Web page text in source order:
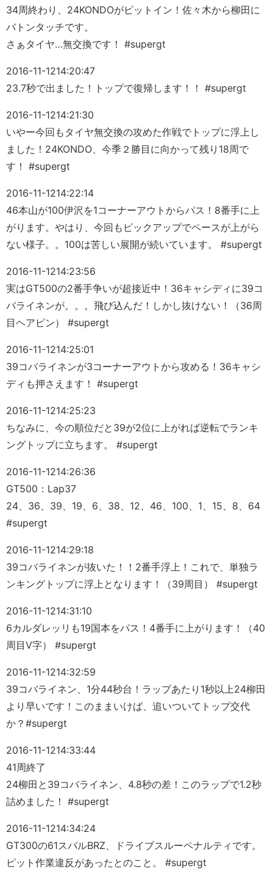
34周終わり、24KONDOがピットイン！佐々木から柳田に
バトンタッチです。
さぁタイヤ…無交換です！ #supergt
2016-11-1214:20:47
23.7秒で出ました！トップで復帰します！！ #supergt
2016-11-1214:21:30
いやー今回もタイヤ無交換の攻めた作戦でトップに浮上し
ました！24KONDO、今季２勝目に向かって残り18周で
す！ #supergt
2016-11-1214:22:14
46本山が100伊沢を1コーナーアウトからパス！8番手に上
がります。やはり、今回もピックアップでペースが上がら
ない様子。。100は苦しい展開が続いています。 #supergt
2016-11-1214:23:56
実はGT500の2番手争いが超接近中！36キャシディに39コ
バライネンが。。。飛び込んだ！しかし抜けない！（36周
目ヘアピン） #supergt
2016-11-1214:25:01
39コバライネンが3コーナーアウトから攻める！36キャシ
ディも押さえます！ #supergt
2016-11-1214:25:23
ちなみに、今の順位だと39が2位に上がれば逆転でランキ
ングトップに立ちます。 #supergt
2016-11-1214:26:36
GT500：Lap37
24、36、39、19、6、38、12、46、100、1、15、8、64
#supergt
2016-11-1214:29:18
39コバライネンが抜いた！！2番手浮上！これで、単独ラ
ンキングトップに浮上となります！（39周目） #supergt
2016-11-1214:31:10
6カルダレッリも19国本をパス！4番手に上がります！（40
周目V字） #supergt
2016-11-1214:32:59
39コバライネン、1分44秒台！ラップあたり1秒以上24柳田
より早いです！このままいけば、追いついてトップ交代
か？#supergt
2016-11-1214:33:44
41周終了
24柳田と39コバライネン、4.8秒の差！このラップで1.2秒
詰めました！ #supergt
2016-11-1214:34:24
GT300の61スバルBRZ、ドライブスルーペナルティです。
ピット作業違反があったとのこと。 #supergt